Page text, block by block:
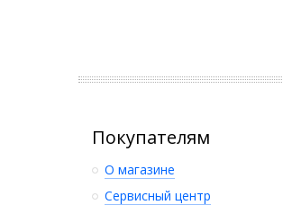
Покупателям
О магазине
Сервисный центр